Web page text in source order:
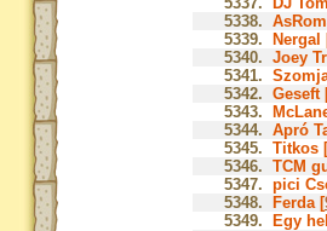
5338.
5339.
Nergal
5340. Joey
5341.
5342. Geseft
5343.
5344. Apró
5345. Titkos [
5346. TCM
5347. pici
5348.
Ferda [
5349.
Egy